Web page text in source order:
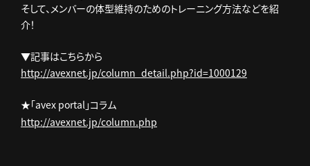
そして、メンバーの体型維持のためのトレーニング方法などを紹
介！
▼記事はこちらから
http://avexnet.jp/column_detail.php?id=1000129
★「avex portal」コラム
http://avexnet.jp/column.php